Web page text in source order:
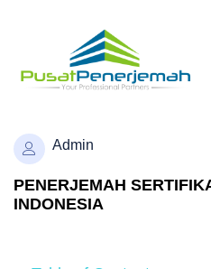
Admin
PENERJEMAH
INDONESIA